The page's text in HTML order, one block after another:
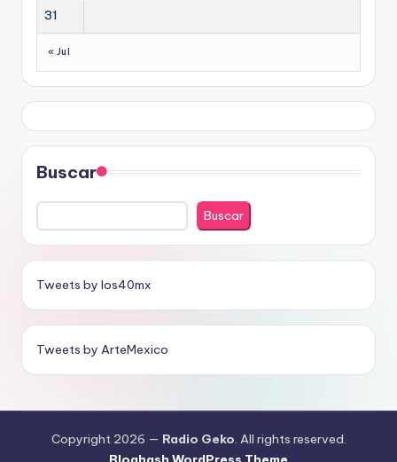
31
« Jul
Buscar
Buscar
Tweets by los40mx
Tweets by ArteMexico
Copyright 2026 — Radio Geko. All rights reserved.